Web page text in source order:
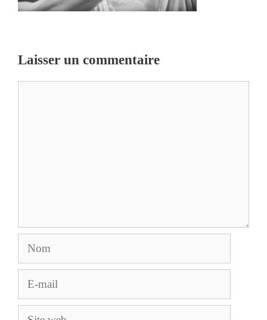
Laisser un commentaire
Nom
E-
Site